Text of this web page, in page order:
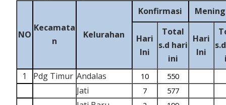
NO
Kecamata
n
Kelurahan
Konfirmasi
Hari
Ini
Total
s.d hari
ini
Hari
Ini
1
Pdg Timur Andalas 10 550
Jati 7 577